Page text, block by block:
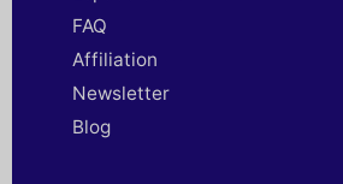
FAQ
Affiliation
Newsletter
Blog